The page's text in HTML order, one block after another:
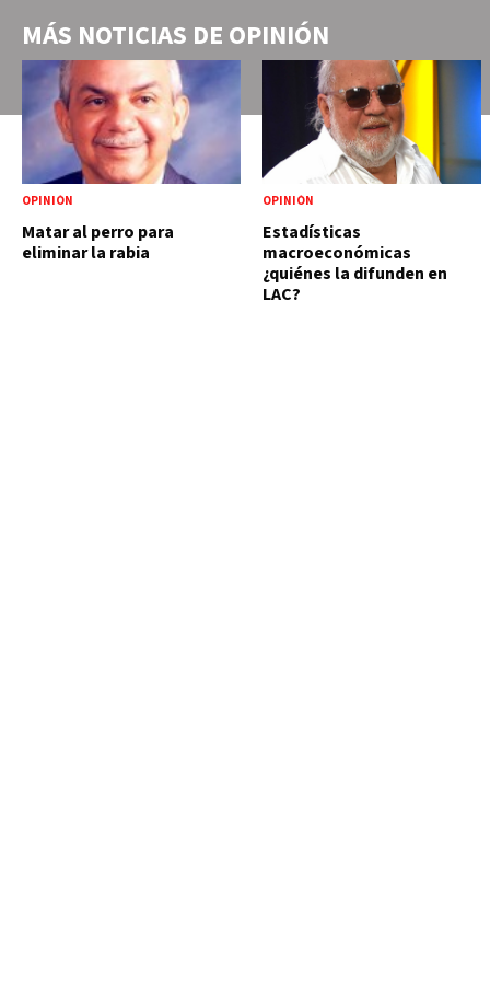
MÁS NOTICIAS DE OPINIÓN
OPINIÓN
Matar al perro para
eliminar la rabia
OPINIÓN
Estadísticas
macroeconómicas
¿quiénes la difunden en
LAC?